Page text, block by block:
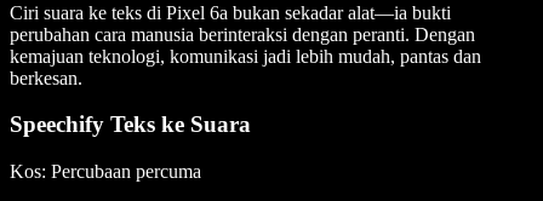
Ciri suara ke teks di Pixel 6a bukan sekadar alat—ia bukti
perubahan cara manusia berinteraksi dengan peranti. Dengan
kemajuan teknologi, komunikasi jadi lebih mudah, pantas dan
berkesan.
Speechify Teks ke Suara
Kos: Percubaan percuma